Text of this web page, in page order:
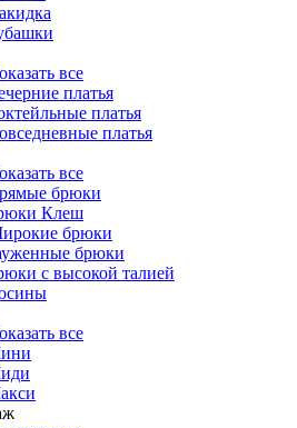
все
платья
платья
платья
все
брюки
Клеш
брюки
брюки
с высокой талией
все